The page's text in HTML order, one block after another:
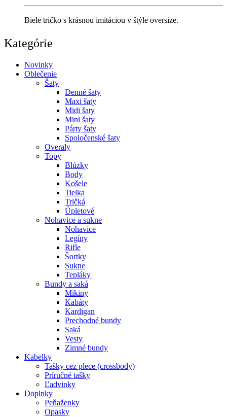
Biele tričko s krásnou imitáciou v štýle oversize.
Kategórie
Novinky
Oblečenie
Šaty
Denné šaty
Maxi šaty
Midi šaty
Mini šaty
Párty šaty
Spoločenské šaty
Overaly
Topy
Blúzky
Body
Košele
Tielka
Tričká
Úpletové
Nohavice a sukne
Nohavice
Legíny
Rifle
Šortky
Sukne
Tepláky
Bundy a saká
Mikiny
Kabáty
Kardigan
Prechodné bundy
Saká
Vesty
Zimné bundy
Kabelky
Tašky cez plece (crossbody)
Príručné tašky
Ľadvinky
Doplnky
Peňaženky
Opasky